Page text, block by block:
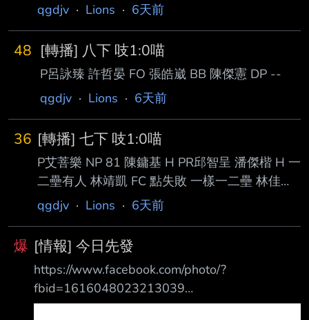
豪傳本壘，林政華滑回本壘得分。 陳鏞基與潘
傑楷7局下無人出局連續安打，林靖凱觸擊戰術
失敗，林佳緯三振，朱迦恩代打 擊出中外野飛
球被接殺，兩隊全場
qgdjv · Lions · 6天前
48 [轉播] 八下 吱1:0喵
P呂詠臻 許哲晏 FO 張皓崴 BB 陳傑憲 DP --
qgdjv · Lions · 6天前
36 [轉播] 七下 吱1:0喵
P艾菩樂 NP 81 陳鏞基 H PR邱智呈 潘傑楷 H 一
二壘有人 林靖凱 FC 點失敗 一樣一二壘 林佳緯
K PH朱迦恩 FO 為什麼是代打張翔啊 我看不懂 -
qgdjv · Lions · 6天前
爆 [情報] 今日先發
https://www.facebook.com/photo/?
fbid=1616048023213039
https://i.meee.com.tw/5VgDCTp.jpg 7/31(五)